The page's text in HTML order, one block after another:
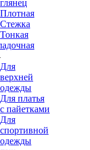
глянец
Плотная
Стежка
Тонкая
Для
верхней
одежды
Для платья
с пайетками
Для
спортивной
одежды